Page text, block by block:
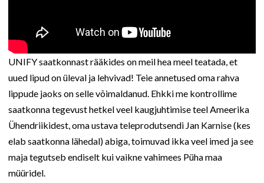
UNIFY saatkonnast rääkides on meil hea meel teatada, et
uued lipud on üleval ja lehvivad! Teie annetused oma rahva
lippude jaoks on selle võimaldanud. Ehkki me kontrollime
saatkonna tegevust hetkel veel kaugjuhtimise teel Ameerika
Ühendriikidest, oma ustava teleprodutsendi Jan Karnise (kes
elab saatkonna lähedal) abiga, toimuvad ikka veel imed ja see
maja tegutseb endiselt kui vaikne vahimees Püha maa
müüridel.